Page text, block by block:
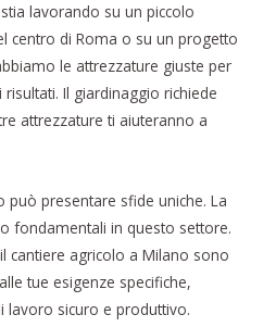
lavorando su un piccolo
centro di Roma o su un progetto
le attrezzature giuste per
Il giardinaggio richiede
attrezzature ti aiuteranno a
può presentare sfide uniche. La
fondamentali in questo settore.
cantiere agricolo a Milano sono
tue esigenze specifiche,
lavoro sicuro e produttivo.